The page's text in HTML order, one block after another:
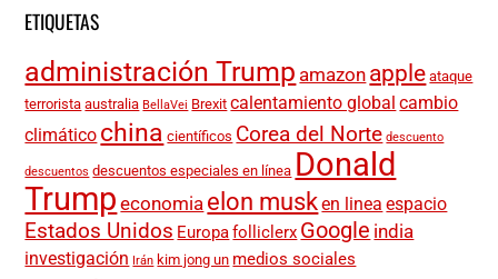
ETIQUETAS
administración Trump amazon apple ataque
terrorista australia BellaVei Brexit calentamiento global cambio
climático china científicos Corea del Norte descuento
descuentos descuentos especiales en línea Donald
Trump economia elon musken linea espacio
Estados Unidos Europafolliclerx Google india
investigación Irán kim jong un medios sociales